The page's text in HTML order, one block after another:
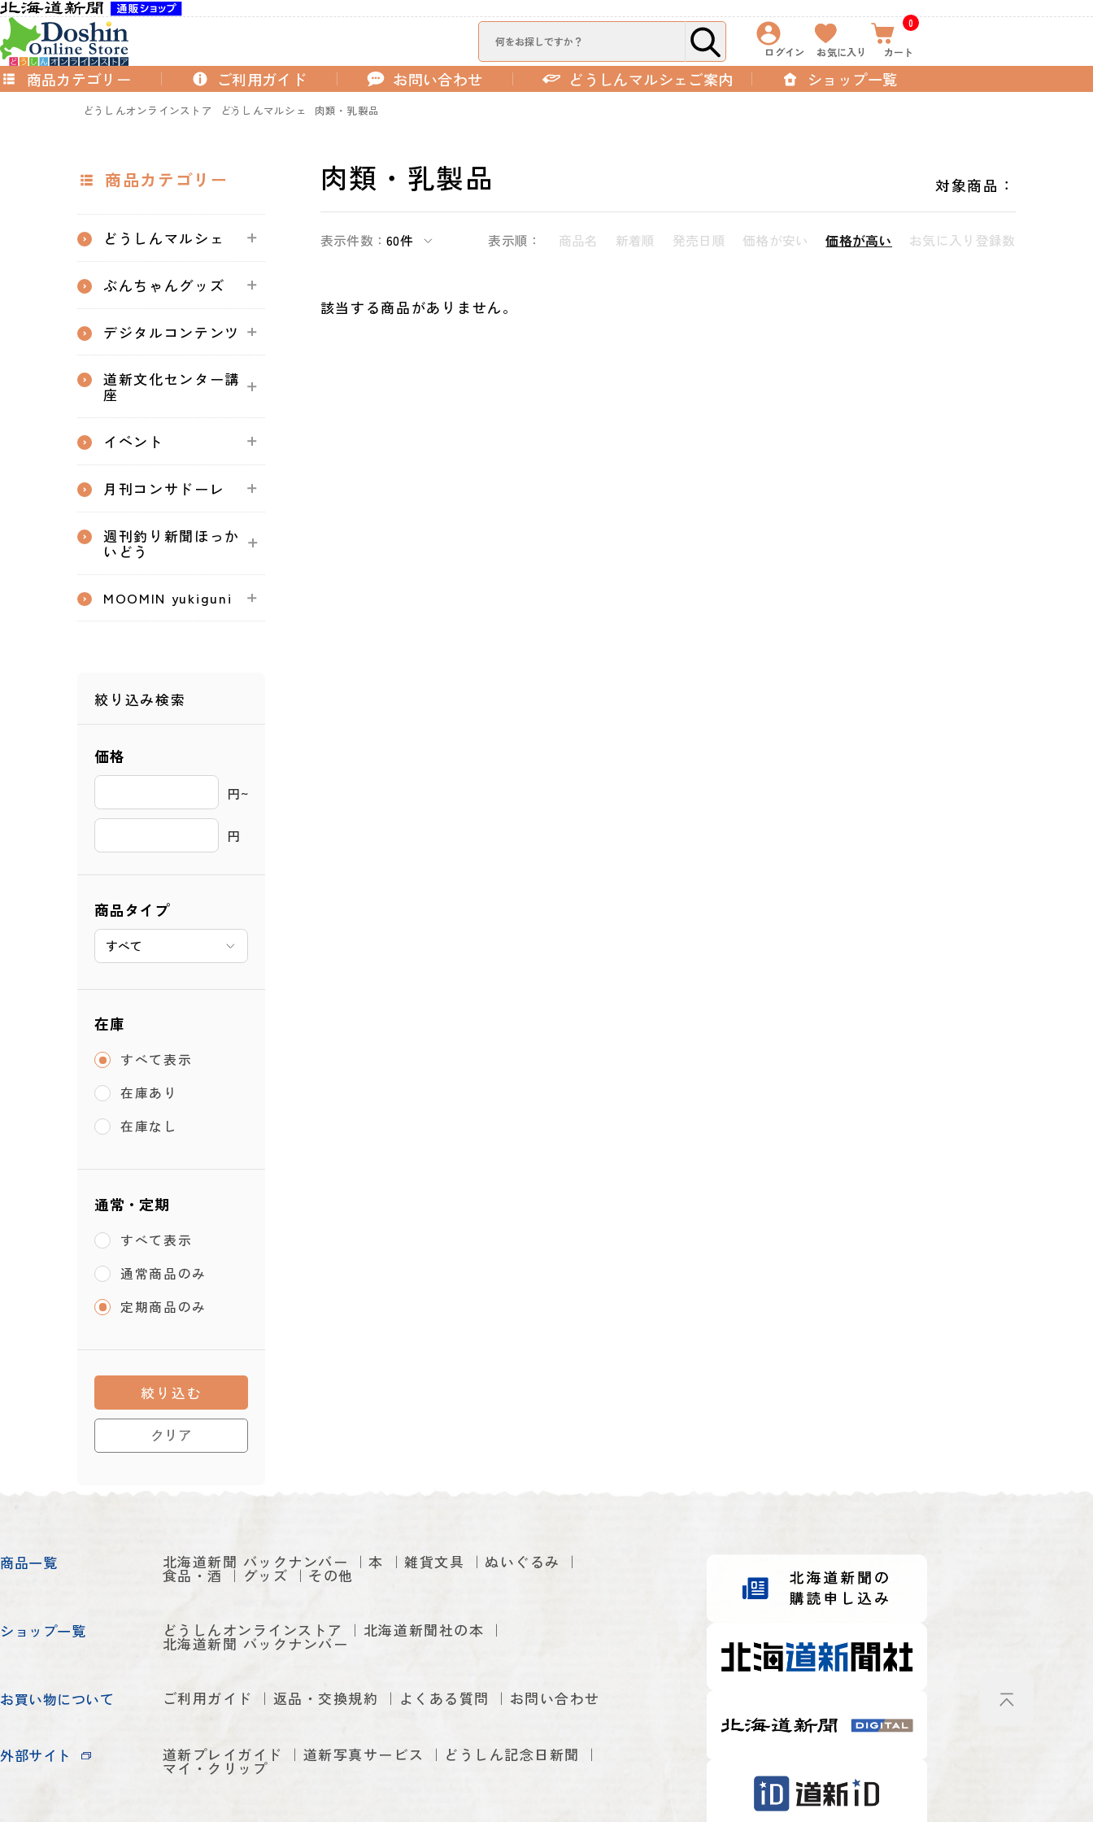
ログイン お気に入り
0
カート
商品カテゴリー ショップ一覧
ご利用ガイド お問い合わせ どうしんマルシェご案内
どうしんオンラインストア どうしんマルシェ 肉類・乳製品
商品カテゴリー
どうしんマルシェ
ぶんちゃんグッズ
デジタルコンテンツ
道新文化センター講
座
イベント
月刊コンサドーレ
週刊釣り新聞ほっか
いどう
MOOMIN yukiguni
絞り込み検索
価格
円~
円
商品タイプ
在庫
すべて表示
在庫あり
在庫なし
通常・定期
すべて表示
通常商品のみ
定期商品のみ
クリア
絞り込む
肉類・乳製品 対象商品：
表示件数：60件 表示順： 商品名 新着順 発売日順 価格が安い 価格が高い お気に入り登録数
該当する商品がありません。
商品一覧 北海道新聞 バックナンバー 本 雑貨文具 ぬいぐるみ
食品・酒 グッズ その他
ショップ一覧 どうしんオンラインストア 北海道新聞社の本
北海道新聞 バックナンバー
お買い物について ご利用ガイド 返品・交換規約 よくある質問 お問い合わせ
外部サイト 道新プレイガイド 道新写真サービス どうしん記念日新聞
マイ・クリップ